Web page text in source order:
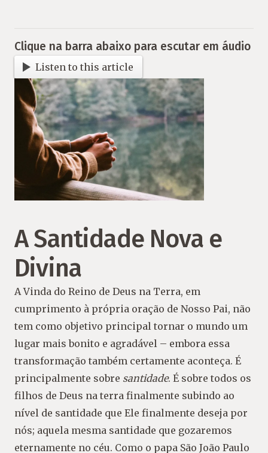
Clique na barra abaixo para escutar em áudio
Listen to this article
A Santidade Nova e
Divina
A Vinda do Reino de Deus na Terra, em
cumprimento à própria oração de Nosso Pai, não
tem como objetivo principal tornar o mundo um
lugar mais bonito e agradável – embora essa
transformação também certamente aconteça. É
principalmente sobre santidade. É sobre todos os
filhos de Deus na terra finalmente subindo ao
nível de santidade que Ele finalmente deseja por
nós; aquela mesma santidade que gozaremos
eternamente no céu. Como o papa São João Paulo